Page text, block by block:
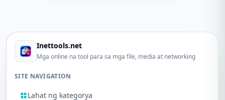
Inettools.net
Mga online na tool para sa mga file, media at networking
SITE NAVIGATION
Lahat ng kategorya